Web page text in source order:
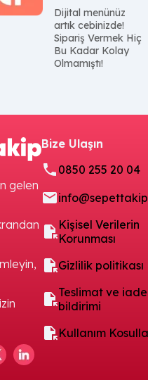
ile sepet
QR menüden
kategori
ve
mutfak, beyni
Dijital menünüz
artık cebinizde!
Sipariş Vermek Hiç
Bu Kadar Kolay
Olmamıştı!
gelen
Bize Ulaşın
0850 255 20 04
Kişisel Verilerin
Korunması
Gizlilik politikası
Teslimat ve iade
bildirimi
Kullanım